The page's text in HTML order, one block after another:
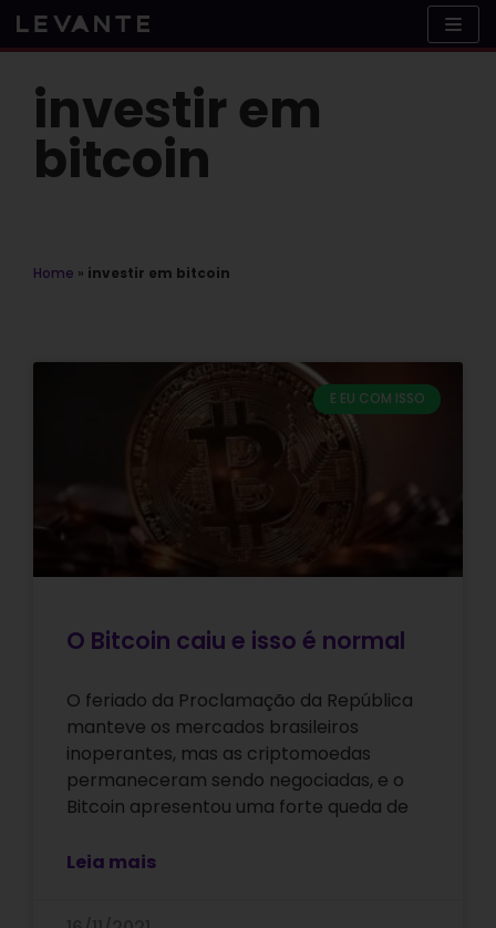
Skip
to
content
investir em
bitcoin
Home » investir em bitcoin
E EU COM ISSO
O Bitcoin caiu e isso é normal
O feriado da Proclamação da República
manteve os mercados brasileiros
inoperantes, mas as criptomoedas
permaneceram sendo negociadas, e o
Bitcoin apresentou uma forte queda de
Leia mais